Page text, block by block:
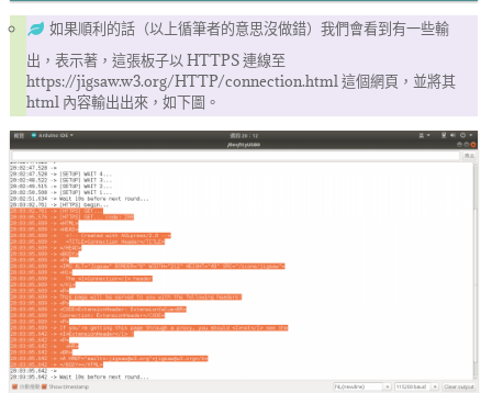
如果順利的話（以上循筆者的意思沒做錯）我們會看到有一些輸
出，表示著，這張板子以 HTTPS 連線至
https://jigsaw.w3.org/HTTP/connection.html 這個網頁，並將其
html 內容輸出出來，如下圖。